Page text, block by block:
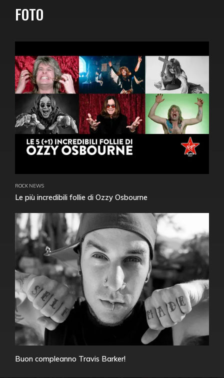
FOTO
ROCK NEWS
Le più incredibili follie di Ozzy Osbourne
Buon compleanno Travis Barker!